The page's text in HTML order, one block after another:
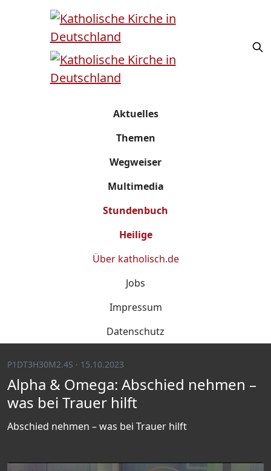
Aktuelles
Themen
Wegweiser
Multimedia
Stundenbuch
Heilige
Über katholisch.de
Jobs
Impressum
Datenschutz
P1DT3H30M2.4S · 15.10.2023
Alpha & Omega: Abschied nehmen –
was bei Trauer hilft
Abschied nehmen – was bei Trauer hilft